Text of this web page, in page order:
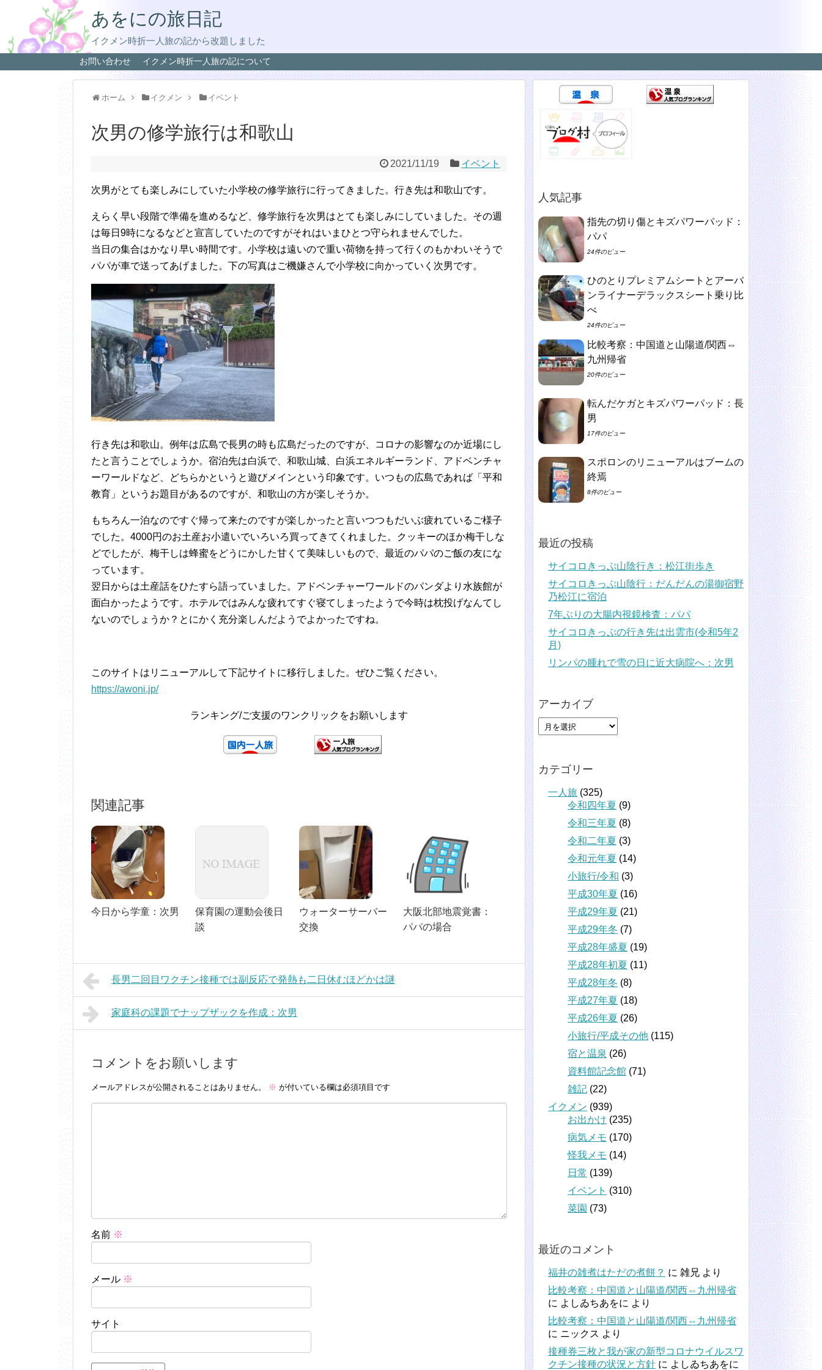
あをにの旅日記
イクメン時折一人旅の記から改題しました
お問い合わせ イクメン時折一人旅の記について
ホーム イクメン イベント
次男の修学旅行は和歌山
2021/11/19 イベント
次男がとても楽しみにしていた小学校の修学旅行に行ってきました。行き先は和歌山です。
えらく早い段階で準備を進めるなど、修学旅行を次男はとても楽しみにしていました。その週
は毎日9時になるなどと宣言していたのですがそれはいまひとつ守られませんでした。
当日の集合はかなり早い時間です。小学校は遠いので重い荷物を持って行くのもかわいそうで
パパが車で送ってあげました。下の写真はご機嫌さんで小学校に向かっていく次男です。
行き先は和歌山。例年は広島で長男の時も広島だったのですが、コロナの影響なのか近場にし
たと言うことでしょうか。宿泊先は白浜で、和歌山城、白浜エネルギーランド、アドベンチャ
ーワールドなど、どちらかというと遊びメインという印象です。いつもの広島であれば「平和
教育」というお題目があるのですが、和歌山の方が楽しそうか。
もちろん一泊なのですぐ帰って来たのですが楽しかったと言いつつもだいぶ疲れているご様子
でした。4000円のお土産お小遣いでいろいろ買ってきてくれました。クッキーのほか梅干しな
どでしたが、梅干しは蜂蜜をどうにかした甘くて美味しいもので、最近のパパのご飯の友にな
っています。
翌日からは土産話をひたすら語っていました。アドベンチャーワールドのパンダより水族館が
面白かったようです。ホテルではみんな疲れてすぐ寝てしまったようで今時は枕投げなんてし
ないのでしょうか？とにかく充分楽しんだようでよかったですね。
このサイトはリニューアルして下記サイトに移行しました。ぜひご覧ください。
https://awoni.jp/
ランキング/ご支援のワンクリックをお願いします
関連記事
今日から学童：次男
保育園の運動会後日
談
ウォーターサーバー
交換
大阪北部地震覚書：
パパの場合
長男二回目ワクチン接種では副反応で発熱も二日休むほどかは謎
家庭科の課題でナップザックを作成：次男
コメントをお願いします
メールアドレスが公開されることはありません。 ※ が付いている欄は必須項目です
名前 ※
メール ※
サイト
人気記事
指先の切り傷とキズパワーパッド：
パパ
24件のビュー
ひのとりプレミアムシートとアーバ
ンライナーデラックスシート乗り比
べ
24件のビュー
比較考察：中国道と山陽道/関西⇔
九州帰省
20件のビュー
転んだケガとキズパワーパッド：長
男
17件のビュー
スポロンのリニューアルはブームの
終焉
8件のビュー
最近の投稿
サイコロきっぷ山陰行き：松江街歩き
サイコロきっぷ山陰行：だんだんの湯御宿野
乃松江に宿泊
7年ぶりの大腸内視鏡検査：パパ
サイコロきっぷの行き先は出雲市(令和5年2
月)
リンパの腫れで雪の日に近大病院へ：次男
アーカイブ
カテゴリー
一人旅 (325)
令和四年夏 (9)
令和三年夏 (8)
令和二年夏 (3)
令和元年夏 (14)
小旅行/令和 (3)
平成30年夏 (16)
平成29年夏 (21)
平成29年冬 (7)
平成28年盛夏 (19)
平成28年初夏 (11)
平成28年冬 (8)
平成27年夏 (18)
平成26年夏 (26)
小旅行/平成その他 (115)
宿と温泉 (26)
資料館記念館 (71)
雑記 (22)
イクメン (939)
お出かけ (235)
病気メモ (170)
怪我メモ (14)
日常 (139)
イベント (310)
菜園 (73)
最近のコメント
福井の雑煮はただの煮餅？ に 雑兄 より
比較考察：中国道と山陽道/関西⇔九州帰省
に よしゐちあをに より
比較考察：中国道と山陽道/関西⇔九州帰省
に ニックス より
接種券三枚と我が家の新型コロナウイルスワ
クチン接種の状況と方針 に よしゐちあをに